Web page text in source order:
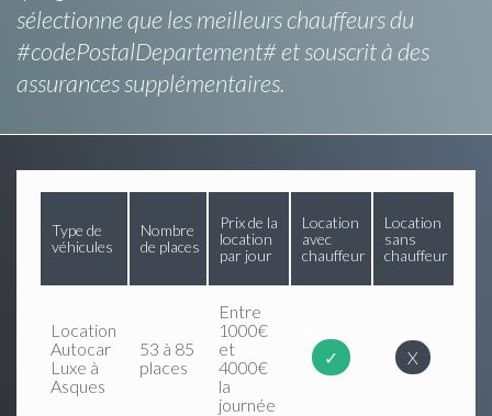
sélectionne que les meilleurs chauffeurs du
#codePostalDepartement# et souscrit à des
assurances supplémentaires.
Type de
véhicules
Nombre
de places
Prix de la
location
par jour
Location
avec
chauffeur
Location
sans
chauffeur
Location
Autocar
Luxe à
Asques
53 à 85
places
Entre
1000€
et
4000€
la
journée
✓ X